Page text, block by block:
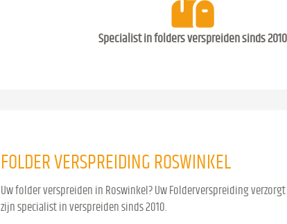
Specialist in folders verspreiden sinds 2010
FOLDER VERSPREIDING ROSWINKEL
Uw folder verspreiden in Roswinkel? Uw Folderverspreiding
zijn specialist in verspreiden sinds 2010.